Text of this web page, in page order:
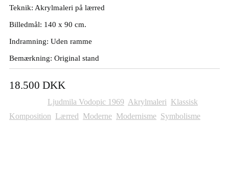
Teknik: Akrylmaleri på lærred
Billedmål: 140 x 90 cm.
Indramning: Uden ramme
Bemærkning: Original stand
18.500 DKK
Ljudmila Vodopic 1969 Akrylmaleri Klassisk
Komposition Lærred Moderne Modernisme Symbolisme